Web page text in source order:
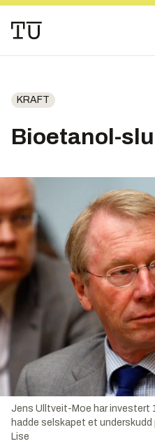
KRAFT
Bioetanol-
Jens Ulltveit-Moe har investert
hadde selskapet et underskudd
Lise